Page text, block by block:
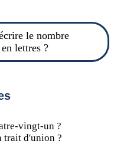
le nombre
lettres ?
vingt-un ?
trait d'union ?